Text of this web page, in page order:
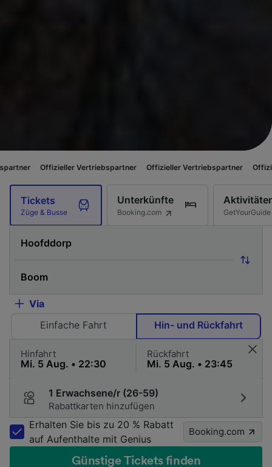
Vertriebspartner Offizieller Vertriebspartner Offizieller
Tickets
Züge & Busse
Unterkünfte
Booking.com GetYourGuide
Via
Einfache Fahrt
Hin- und Rückfahrt
Hinfahrt Rückfahrt
1 Erwachsene/r (26-59)
Rabattkarten hinzufügen
Erhalten Sie bis zu 20 % Rabatt
auf Aufenthalte mit Genius
Booking.com
Günstige Tickets finden